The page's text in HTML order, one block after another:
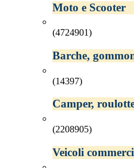
Moto e Scooter
(4724901)
Barche,
(14397)
Camper,
(2208905)
Veicoli